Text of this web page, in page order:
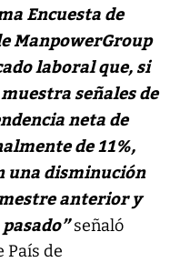
Encuesta de
ManpowerGroup
laboral que, si
señales de
neta de
de 11%,
una disminución
anterior y
señaló
País de